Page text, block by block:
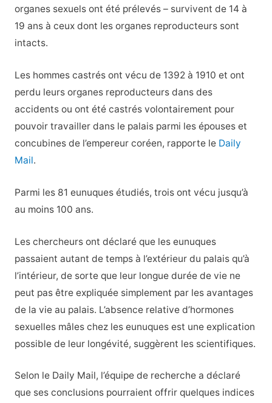
organes sexuels ont été prélevés – survivent de 14 à
19 ans à ceux dont les organes reproducteurs sont
intacts.
Les hommes castrés ont vécu de 1392 à 1910 et ont
perdu leurs organes reproducteurs dans des
accidents ou ont été castrés volontairement pour
pouvoir travailler dans le palais parmi les épouses et
concubines de l’empereur coréen, rapporte le Daily
Mail.
Parmi les 81 eunuques étudiés, trois ont vécu jusqu’à
au moins 100 ans.
Les chercheurs ont déclaré que les eunuques
passaient autant de temps à l’extérieur du palais qu’à
l’intérieur, de sorte que leur longue durée de vie ne
peut pas être expliquée simplement par les avantages
de la vie au palais. L’absence relative d’hormones
sexuelles mâles chez les eunuques est une explication
possible de leur longévité, suggèrent les scientifiques.
Selon le Daily Mail, l’équipe de recherche a déclaré
que ses conclusions pourraient offrir quelques indices